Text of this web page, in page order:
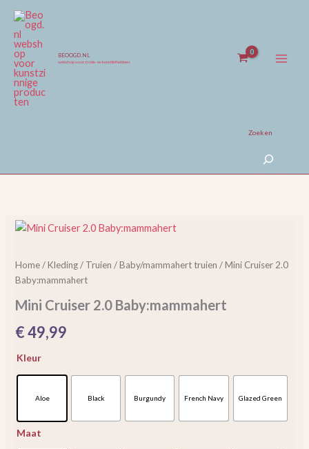
naar
inhoud
BEOOGD.NL
webshop voor mode- en kunstliefhebbers
Zoeken
Home/Kleding/ Truien /Baby/mammahert truien / Mini Cruiser 2.0
Baby:mammahert
Mini Cruiser 2.0 Baby:mammahert
€49,99
Kleur
Aloe Black Burgundy French Navy Glazed Green
Maat
Mini
Baby:mammahert
aantal